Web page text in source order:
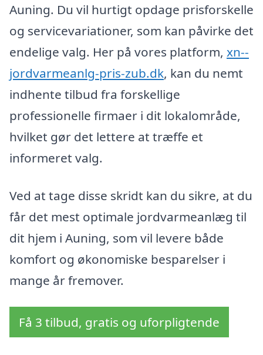
Auning. Du vil hurtigt opdage prisforskelle
og servicevariationer, som kan påvirke det
endelige valg. Her på vores platform, xn--
jordvarmeanlg-pris-zub.dk, kan du nemt
indhente tilbud fra forskellige
professionelle firmaer i dit lokalområde,
hvilket gør det lettere at træffe et
informeret valg.
Ved at tage disse skridt kan du sikre, at du
får det mest optimale jordvarmeanlæg til
dit hjem i Auning, som vil levere både
komfort og økonomiske besparelser i
mange år fremover.
Få 3 tilbud, gratis og uforpligtende